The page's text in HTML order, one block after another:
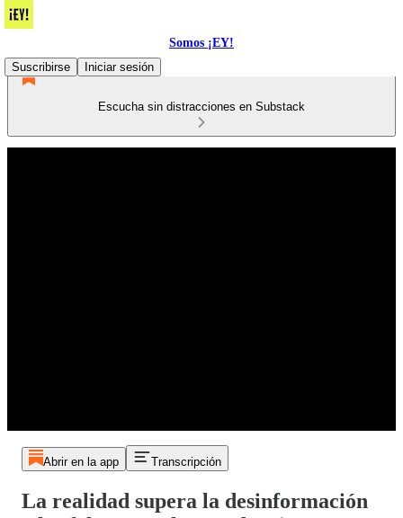
Somos ¡EY!
Suscribirse
Iniciar sesión
Escucha sin distracciones en Substack
Abrir en la app Transcripción
La realidad supera la desinformación